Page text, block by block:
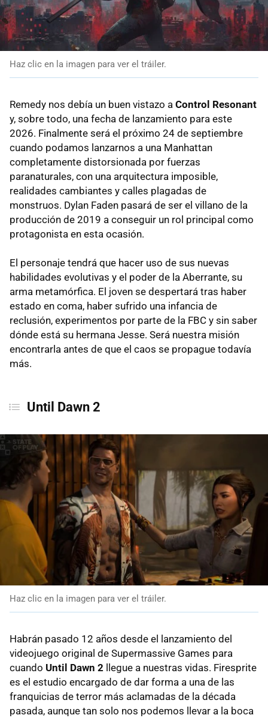
Haz clic en la imagen para ver el tráiler.
Remedy nos debía un buen vistazo a Control Resonant
y, sobre todo, una fecha de lanzamiento para este
2026. Finalmente será el próximo 24 de septiembre
cuando podamos lanzarnos a una Manhattan
completamente distorsionada por fuerzas
paranaturales, con una arquitectura imposible,
realidades cambiantes y calles plagadas de
monstruos. Dylan Faden pasará de ser el villano de la
producción de 2019 a conseguir un rol principal como
protagonista en esta ocasión.
El personaje tendrá que hacer uso de sus nuevas
habilidades evolutivas y el poder de la Aberrante, su
arma metamórfica. El joven se despertará tras haber
estado en coma, haber sufrido una infancia de
reclusión, experimentos por parte de la FBC y sin saber
dónde está su hermana Jesse. Será nuestra misión
encontrarla antes de que el caos se propague todavía
más.
Until Dawn 2
Haz clic en la imagen para ver el tráiler.
Habrán pasado 12 años desde el lanzamiento del
videojuego original de Supermassive Games para
cuando Until Dawn 2 llegue a nuestras vidas. Firesprite
es el estudio encargado de dar forma a una de las
franquicias de terror más aclamadas de la década
pasada, aunque tan solo nos podemos llevar a la boca